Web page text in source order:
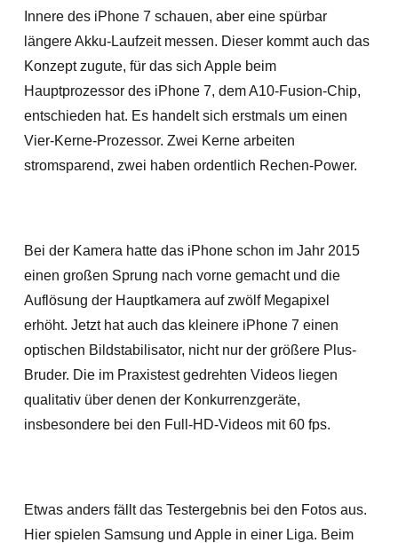
Innere des iPhone 7 schauen, aber eine spürbar
längere Akku-Laufzeit messen. Dieser kommt auch das
Konzept zugute, für das sich Apple beim
Hauptprozessor des iPhone 7, dem A10-Fusion-Chip,
entschieden hat. Es handelt sich erstmals um einen
Vier-Kerne-Prozessor. Zwei Kerne arbeiten
stromsparend, zwei haben ordentlich Rechen-Power.
Bei der Kamera hatte das iPhone schon im Jahr 2015
einen großen Sprung nach vorne gemacht und die
Auflösung der Hauptkamera auf zwölf Megapixel
erhöht. Jetzt hat auch das kleinere iPhone 7 einen
optischen Bildstabilisator, nicht nur der größere Plus-
Bruder. Die im Praxistest gedrehten Videos liegen
qualitativ über denen der Konkurrenzgeräte,
insbesondere bei den Full-HD-Videos mit 60 fps.
Etwas anders fällt das Testergebnis bei den Fotos aus.
Hier spielen Samsung und Apple in einer Liga. Beim